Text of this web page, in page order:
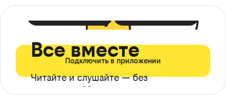
Все вместе
Читайте и слушайте — без
ограничений*
Подключить в приложении